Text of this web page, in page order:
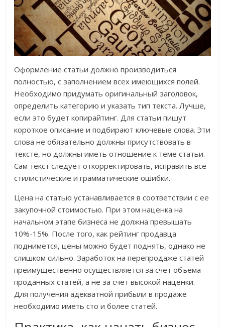
Оформление статьи должно производиться
полностью, с заполнением всех имеющихся полей.
Необходимо придумать оригинальный заголовок,
определить категорию и указать тип текста. Лучше,
если это будет копирайтинг. Для статьи пишут
короткое описание и подбирают ключевые слова. Эти
слова не обязательно должны присутствовать в
тексте, но должны иметь отношение к теме статьи.
Сам текст следует откорректировать, исправить все
стилистические и грамматические ошибки.
Цена на статью устанавливается в соответствии с ее
закупочной стоимостью. При этом наценка на
начальном этапе бизнеса не должна превышать
10%-15%. После того, как рейтинг продавца
поднимется, цены можно будет поднять, однако не
слишком сильно. Заработок на перепродаже статей
преимущественно осуществляется за счет объема
проданных статей, а не за счет высокой наценки.
Для получения адекватной прибыли в продаже
необходимо иметь сто и более статей.